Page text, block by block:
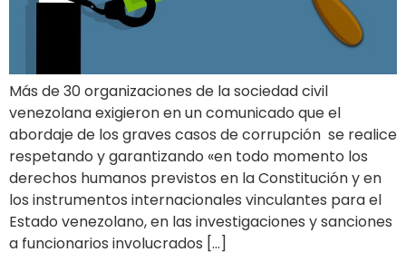
Más de 30 organizaciones de la sociedad civil
venezolana exigieron en un comunicado que el
abordaje de los graves casos de corrupción se realice
respetando y garantizando «en todo momento los
derechos humanos previstos en la Constitución y en
los instrumentos internacionales vinculantes para el
Estado venezolano, en las investigaciones y sanciones
a funcionarios involucrados […]